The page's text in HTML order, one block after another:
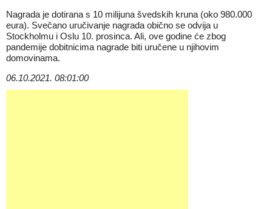
Nagrada je dotirana s 10 milijuna švedskih kruna (oko 980.000
eura). Svečano uručivanje nagrada obično se odvija u
Stockholmu i Oslu 10. prosinca. Ali, ove godine će zbog
pandemije dobitnicima nagrade biti uručene u njihovim
domovinama.
06.10.2021. 08:01:00